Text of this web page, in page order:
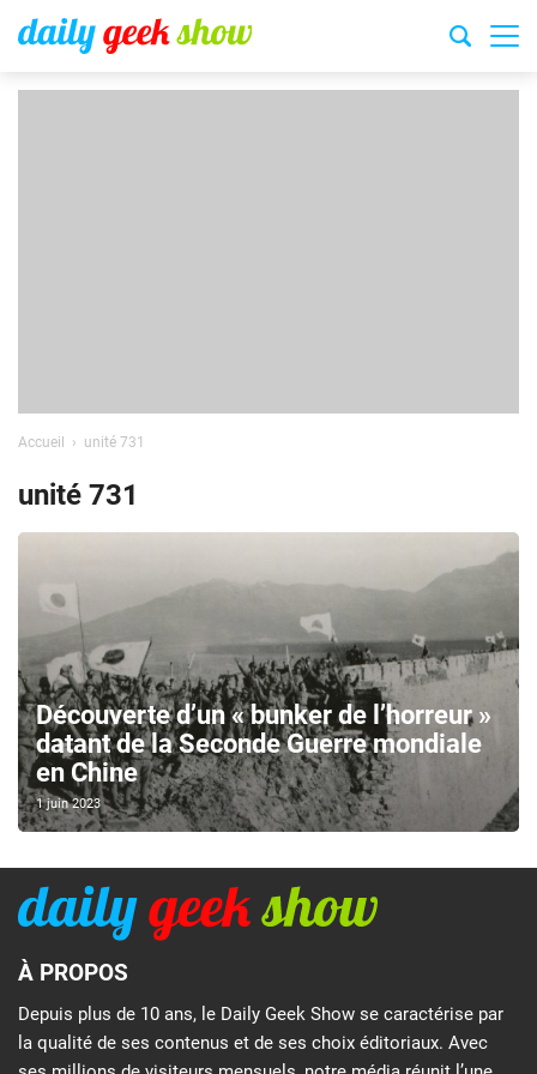
Accueil unité 731
unité 731
Découverte d’un « bunker de l’horreur »
datant de la Seconde Guerre mondiale
en Chine
1 juin 2023
À PROPOS
Depuis plus de 10 ans, le Daily Geek Show se caractérise par
la qualité de ses contenus et de ses choix éditoriaux. Avec